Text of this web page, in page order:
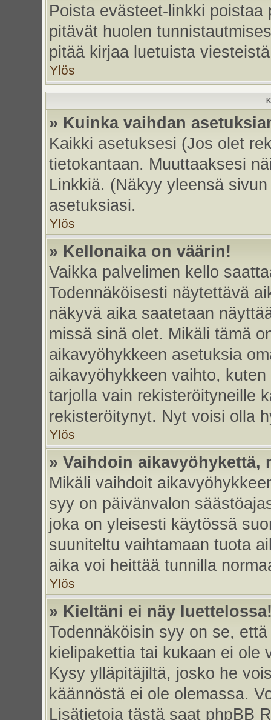
Poista evästeet-linkki
pitävät huolen
pitää kirjaa luetuista
Ylös
» Kuinka vaihdan
Kaikki asetuksesi (Jos olet
tietokantaan. Muuttaaksesi
Linkkiä. (Näkyy yleensä
asetuksiasi.
Ylös
» Kellonaika on väärin!
Vaikka palvelimen kello
Todennäköisesti näytettävä
näkyvä aika saatetaan
missä sinä olet. Mikäli tämä
aikavyöhykkeen asetuksia
aikavyöhykkeen vaihto,
tarjolla vain rekisteröityneille
rekisteröitynyt. Nyt voisi olla
Ylös
» Vaihdoin
Mikäli vaihdoit
syy on päivänvalon
joka on yleisesti käytössä
suuniteltu vaihtamaan tuota
aika voi heittää tunnilla
Ylös
» Kieltäni ei näy
Todennäköisin syy on se,
kielipakettia tai kukaan ei ole
Kysy ylläpitäjiltä, josko he
käännöstä ei ole olemassa.
Lisätietoja tästä saat phpBB